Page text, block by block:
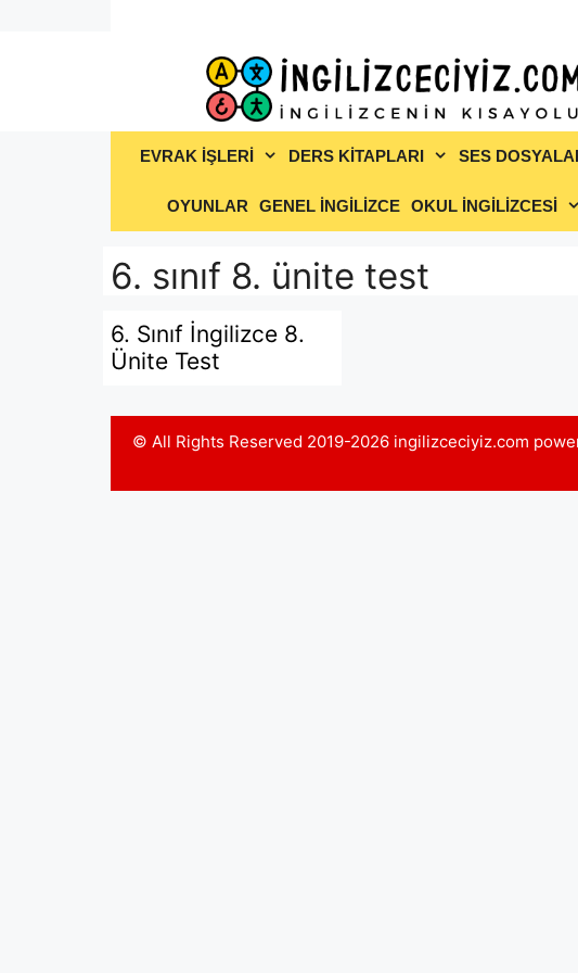
EVRAK İŞLERİ DERS KİTAPLARI SES
OYUNLAR GENEL İNGİLİZCE OKUL İNGİLİZCESİ
6. sınıf 8. ünite test
6. Sınıf İngilizce 8.
Ünite Test
© All Rights Reserved 2019-2026 ingilizceciyiz.com